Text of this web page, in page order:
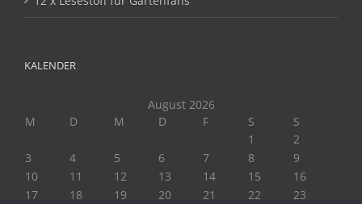
KALENDER
August 2026
M
D M D F S
S
1
2
3
4 5 6 7 8
9
10
11 12 13 14 15
16
17
18 19 20 21 22
23